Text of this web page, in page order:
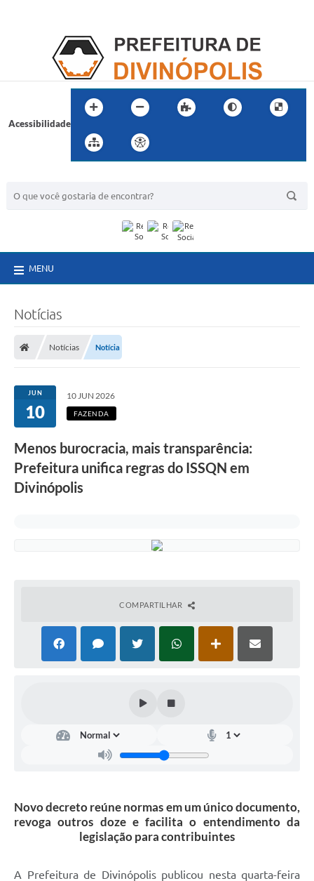
Acessibilidade
MENU
Notícias
Notícias Notícia
JUN
10
10 JUN 2026
FAZENDA
Menos burocracia, mais transparência:
Prefeitura unifica regras do ISSQN em
Divinópolis
COMPARTILHAR
Novo decreto reúne normas em um único documento,
revoga outros doze e facilita o entendimento da
legislação para contribuintes
A Prefeitura de Divinópolis publicou nesta quarta-feira